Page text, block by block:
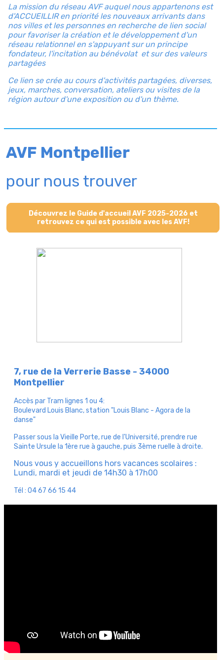
La mission du réseau AVF auquel nous appartenons est
d'ACCUEILLIR en priorité les nouveaux arrivants dans
nos villes et les personnes en recherche de lien social
pour favoriser la création et le développement d'un
réseau relationnel en s'appuyant sur un principe
fondateur, l'incitation au bénévolat et sur des valeurs
partagées
Ce lien se crée au cours d'activités partagées, diverses,
jeux, marches, conversation, ateliers ou visites de la
région autour d'une exposition ou d'un thème.
AVF Montpellier
pour nous trouver
Découvrez le Guide d'accueil AVF 2025-2026 et
retrouvez ce qui est possible avec les AVF!
7, rue de la Verrerie Basse - 34000
Montpellier
Accès par Tram lignes 1 ou 4:
Boulevard Louis Blanc, station "Louis Blanc - Agora de la
danse"
Passer sous la Vieille Porte, rue de l'Université, prendre rue
Sainte Ursule la 1ère rue à gauche, puis 3ème ruelle à droite.
Nous vous y accueillons hors vacances scolaires :
Lundi, mardi et jeudi de 14h30 à 17h00
Tél : 04 67 66 15 44